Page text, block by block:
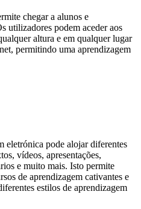
chegar a alunos e
utilizadores podem aceder aos
altura e em qualquer lugar
permitindo uma aprendizagem
eletrónica pode alojar diferentes
vídeos, apresentações,
e muito mais. Isto permite
de aprendizagem cativantes e
estilos de aprendizagem